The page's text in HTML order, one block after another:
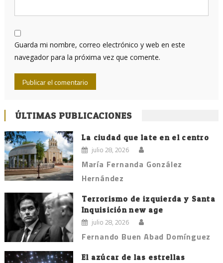
Guarda mi nombre, correo electrónico y web en este
navegador para la próxima vez que comente.
ÚLTIMAS PUBLICACIONES
La ciudad que late en el centro
julio 28, 2026
María Fernanda González
Hernández
Terrorismo de izquierda y Santa
Inquisición new age
julio 28, 2026
Fernando Buen Abad Domínguez
El azúcar de las estrellas